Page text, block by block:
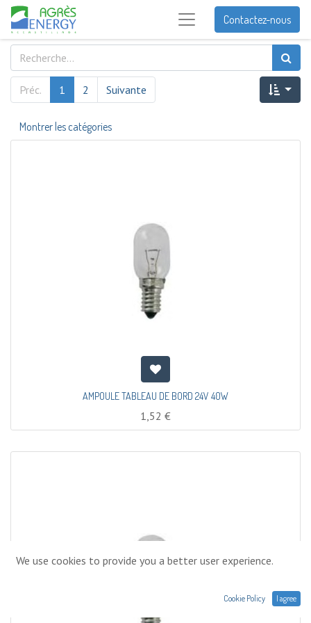
Contactez-nous
Préc. 1 2 Suivante
Montrer les catégories
AMPOULE TABLEAU DE BORD 24V 40W
1,52 €
We use cookies to provide you a better user experience.
Cookie Policy I agree